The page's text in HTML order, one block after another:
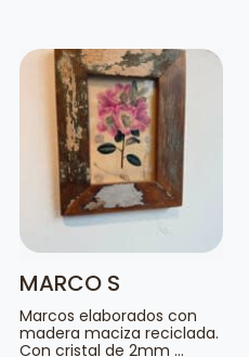
MARCO S
Marcos elaborados con
madera maciza reciclada.
Con cristal de 2mm ...